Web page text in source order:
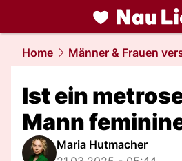
liebe.NAU.ch
Home Männer & Frauen
Ist ein
Mann
Maria Hutmacher